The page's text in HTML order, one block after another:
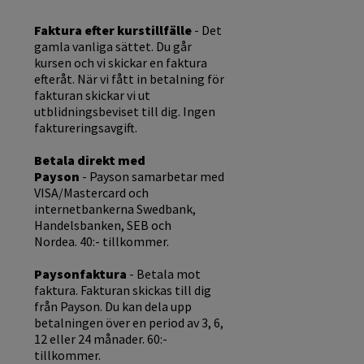
Faktura efter kurstillfälle - Det
gamla vanliga sättet. Du går
kursen och vi skickar en faktura
efteråt. När vi fått in betalning för
fakturan skickar vi ut
utblidningsbeviset till dig. Ingen
faktureringsavgift.
Betala direkt med
Payson - Payson samarbetar med
VISA/Mastercard och
internetbankerna Swedbank,
Handelsbanken, SEB och
Nordea. 40:- tillkommer.
Paysonfaktura - Betala mot
faktura. Fakturan skickas till dig
från Payson. Du kan dela upp
betalningen över en period av 3, 6,
12 eller 24 månader. 60:-
tillkommer.